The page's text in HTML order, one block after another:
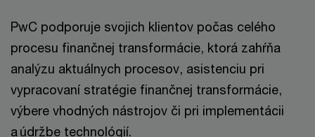
PwC podporuje svojich klientov počas celého
procesu finančnej transformácie, ktorá zahŕňa
analýzu aktuálnych procesov, asistenciu pri
vypracovaní stratégie finančnej transformácie,
výbere vhodných nástrojov či pri implementácii
a údržbe technológií.